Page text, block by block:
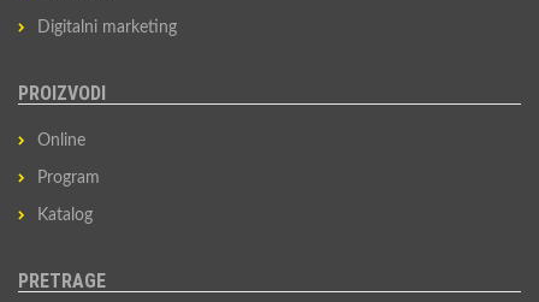
Digitalni marketing
PROIZVODI
Online
Program
Katalog
PRETRAGE